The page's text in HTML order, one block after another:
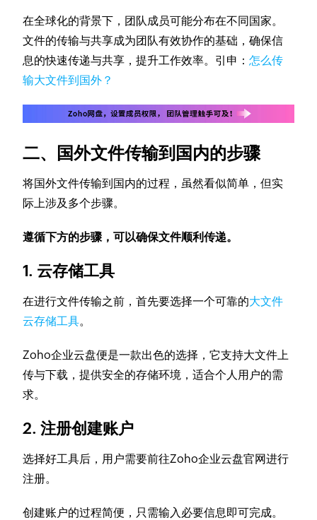
在全球化的背景下，团队成员可能分布在不同国家。
文件的传输与共享成为团队有效协作的基础，确保信
息的快速传递与共享，提升工作效率。引申：怎么传
输大文件到国外？
二、国外文件传输到国内的步骤
将国外文件传输到国内的过程，虽然看似简单，但实
际上涉及多个步骤。
遵循下方的步骤，可以确保文件顺利传递。
1. 云存储工具
在进行文件传输之前，首先要选择一个可靠的大文件
云存储工具。
Zoho企业云盘便是一款出色的选择，它支持大文件上
传与下载，提供安全的存储环境，适合个人用户的需
求。
2. 注册创建账户
选择好工具后，用户需要前往Zoho企业云盘官网进行
注册。
创建账户的过程简便，只需输入必要信息即可完成。